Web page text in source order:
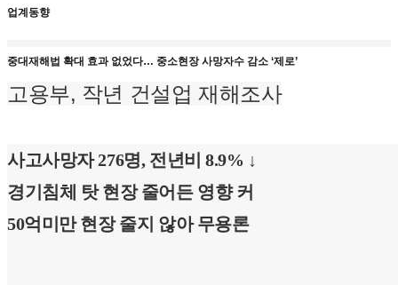
업계동향
중대재해법 확대 효과 없었다… 중소현장 사망자수 감소 ‘제로’
고용부, 작년 건설업 재해조사
사고사망자 276명, 전년비 8.9% ↓
경기침체 탓 현장 줄어든 영향 커
50억미만 현장 줄지 않아 무용론